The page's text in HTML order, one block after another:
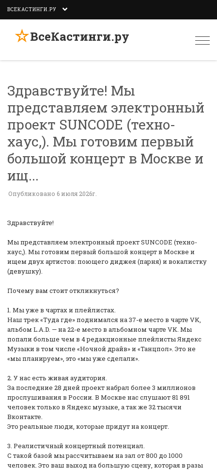
ВСЕКАСТИНГИ.РУ
☆ВсеКастинги.ру
Здравствуйте! Мы
представляем электронный
проект SUNCODE (техно-
хаус,). Мы готовим первый
большой концерт в Москве и
ищ...
Опубликовано 6 июля 2026г.
Здравствуйте!
Мы представляем электронный проект SUNCODE (техно-
хаус,). Мы готовим первый большой концерт в Москве и
ищем двух артистов: поющего диджея (парня) и вокалистку
(девушку).
Почему вам стоит откликнуться?
1. Мы уже в чартах и плейлистах.
Наш трек «Туда где» поднимался на 37-е место в чарте VK,
альбом L.A.D. — на 22-е место в альбомном чарте VK. Мы
попали больше чем в 4 редакционные плейлисты Яндекс
Музыки в том числе «Ночной драйв» и «Танцпол». Это не
«мы планируем», это «мы уже сделали».
2. У нас есть живая аудитория.
За последние 28 дней проект набрал более 3 миллионов
прослушивания в России. В Москве нас слушают 81 891
человек только в Яндекс музыке, а так же 32 тысячи
Вконтакте.
Это реальные люди, которые придут на концерт.
3. Реалистичный концертный потенциал.
С такой базой мы рассчитываем на зал от 800 до 1000
человек. Это ваш выход на большую сцену, которая в разы